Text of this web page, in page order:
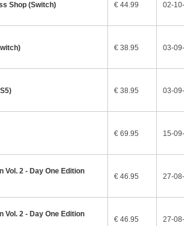
Shop (Switch) € 44.99 02-
€ 38.95 03-
€ 38.95 03-
€ 69.95 15-
Vol. 2 - Day One Edition
€ 46.95 27-
Vol. 2 - Day One Edition
€ 46.95 27-